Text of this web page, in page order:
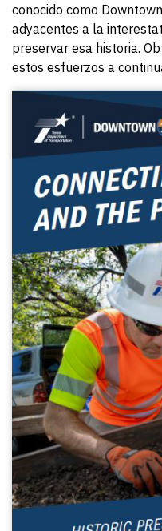
conocido como
adyacentes a la
preservar esa historia.
estos esfuerzos a